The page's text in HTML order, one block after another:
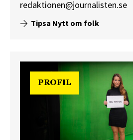
redaktionen@journalisten.se
Tipsa Nytt om folk
PROFIL